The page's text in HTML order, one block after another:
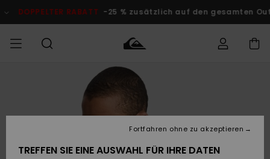
Produktinformation
DOPPELTER RABATT -25 % zusätzlich auf den gesamten
Kleidung
Accessoires
JUNGEN
Kleidung
Accessoires
FRAUEN
Brandneu
Surf Shop
Männer
Kinder
Snow Shop
Männer
Kinder
Herren
KINDER
Auf meine
Versand
TREFFEN SIE EINE AUSWAHL FÜR IHRE DATEN
Fortfahren ohne zu akzeptieren